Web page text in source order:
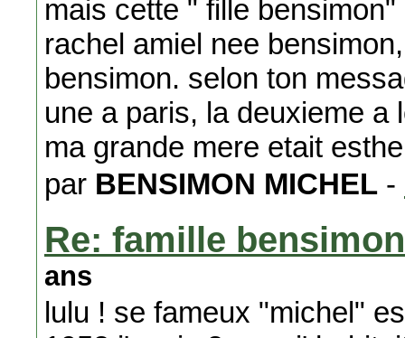
mais cette " fille
rachel amiel nee
bensimon. selon ton
une a paris, la deuxieme
ma grande mere etait
par BENSIMON MICHEL -
Re: famille
ans
lulu ! se fameux "michel"